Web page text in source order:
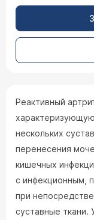
Реактивный
нескольких
перенесения
кишечных
с инфекционным,
при
суставные ткани.